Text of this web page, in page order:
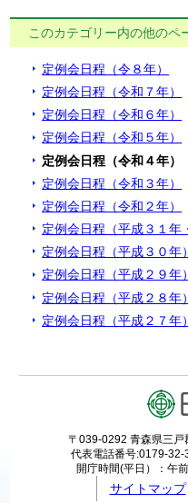
このカテゴリー内の他のペ
定例会日程（令８年）
定例会日程（令和７年）
定例会日程（令和６年）
定例会日程（令和５年）
定例会日程（令和４年）
定例会日程（令和３年）
定例会日程（令和２年）
定例会日程（平成３１年
定例会日程（平成３０年）
定例会日程（平成２９年）
定例会日程（平成２８年）
定例会日程（平成２７年）
〒039-0292 青森県三戸
代表電話番号:0179-
開庁時間(平日）：午
サイトマップ